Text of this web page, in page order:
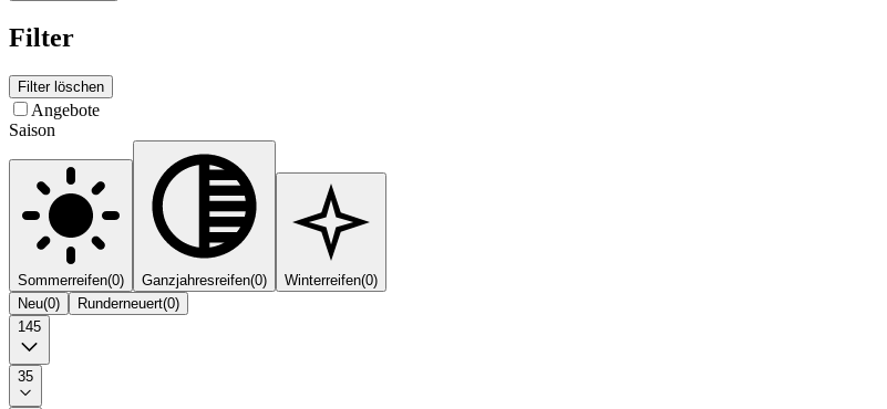
Filter
Filter löschen
Angebote
Saison
Sommerreifen(0) Ganzjahresreifen(0) Winterreifen(0)
Neu(0) Runderneuert(0)
145
35